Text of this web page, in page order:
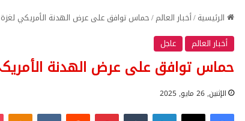
الرئيسية/أخبار العالم/حماس توافق على عرض الهدنة الأمريكي لغزة
أخبار العالم
عاجل
حماس توافق على عرض الهدنة
الإثنين, 26 مايو, 2025
فيسبوك‫X لينكدإن بينتيريست